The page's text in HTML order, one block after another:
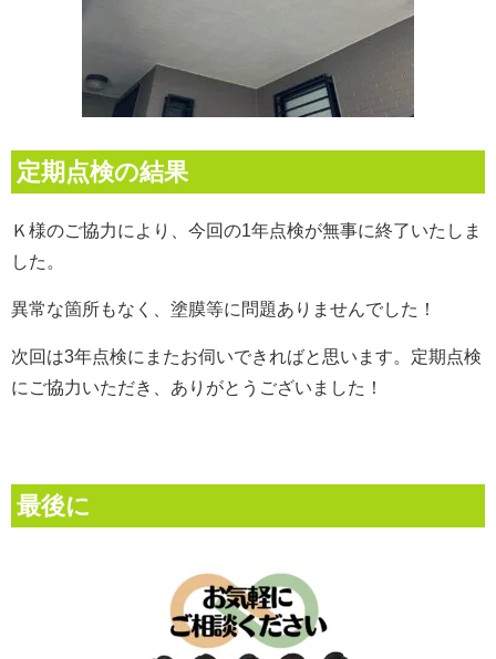
定期点検の結果
Ｋ様のご協力により、今回の1年点検が無事に終了いたしま
した。
異常な箇所もなく、塗膜等に問題ありませんでした！
次回は3年点検にまたお伺いできればと思います。 定期点検
にご協力いただき、ありがとうございました！
最後に